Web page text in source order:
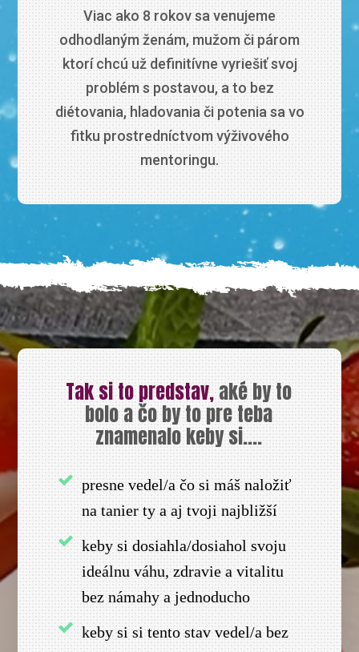
Viac ako 8 rokov sa venujeme
odhodlaným ženám, mužom či párom
ktorí chcú už definitívne vyriešiť svoj
problém s postavou, a to bez
diétovania, hladovania či potenia sa vo
fitku prostredníctvom výživového
mentoringu.
Tak si to predstav,aké by to
bolo a čo by to pre teba
znamenalo keby si....
presne vedel/a čo si máš naložiť
na tanier ty a aj tvoji najbližší
keby si dosiahla/dosiahol svoju
ideálnu váhu, zdravie a vitalitu
bez námahy a jednoducho
keby si si tento stav vedel/a bez